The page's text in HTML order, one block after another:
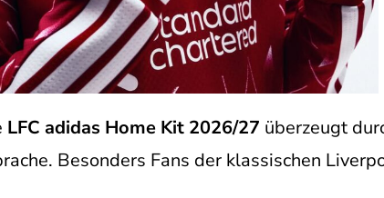
LFC adidas Home Kit 2026/27 überzeugt
Besonders Fans der klassischen